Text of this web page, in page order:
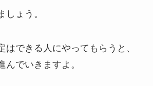
しょう。
はできる人にやってもらうと、
んでいきますよ。